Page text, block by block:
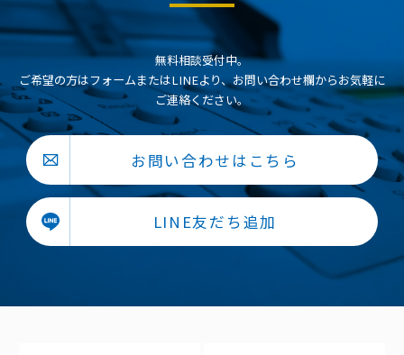
無料相談受付中。
ご希望の方はフォームまたはLINEより、お問い合わせ欄からお気軽に
ご連絡ください。
お問い合わせはこちら
LINE友だち追加